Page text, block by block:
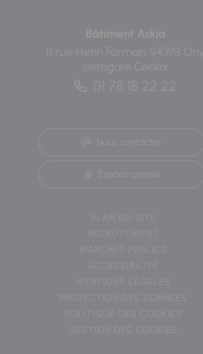
Bâtiment Askia
11 rue Henri Farman, 94398 Orly
aérogare Cedex
01 78 18 22 22
Nous contacter
Espace presse
PLAN DU SITE
RECRUTEMENT
MARCHÉS PUBLICS
ACCESSIBILITÉ
MENTIONS LÉGALES